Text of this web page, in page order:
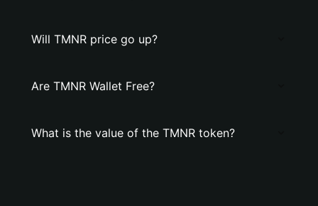
Will TMNR price go up?
Are TMNR Wallet Free?
What is the value of the TMNR token?